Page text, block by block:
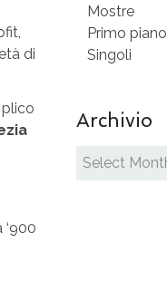
di
Mostre
Primo piano
Singoli
Archivio